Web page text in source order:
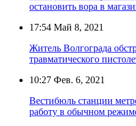
остановить вора в
17:54 Май 8, 2021
Житель Волгограда
травматического
10:27 Фев. 6, 2021
Вестибюль станции
работу в обычном